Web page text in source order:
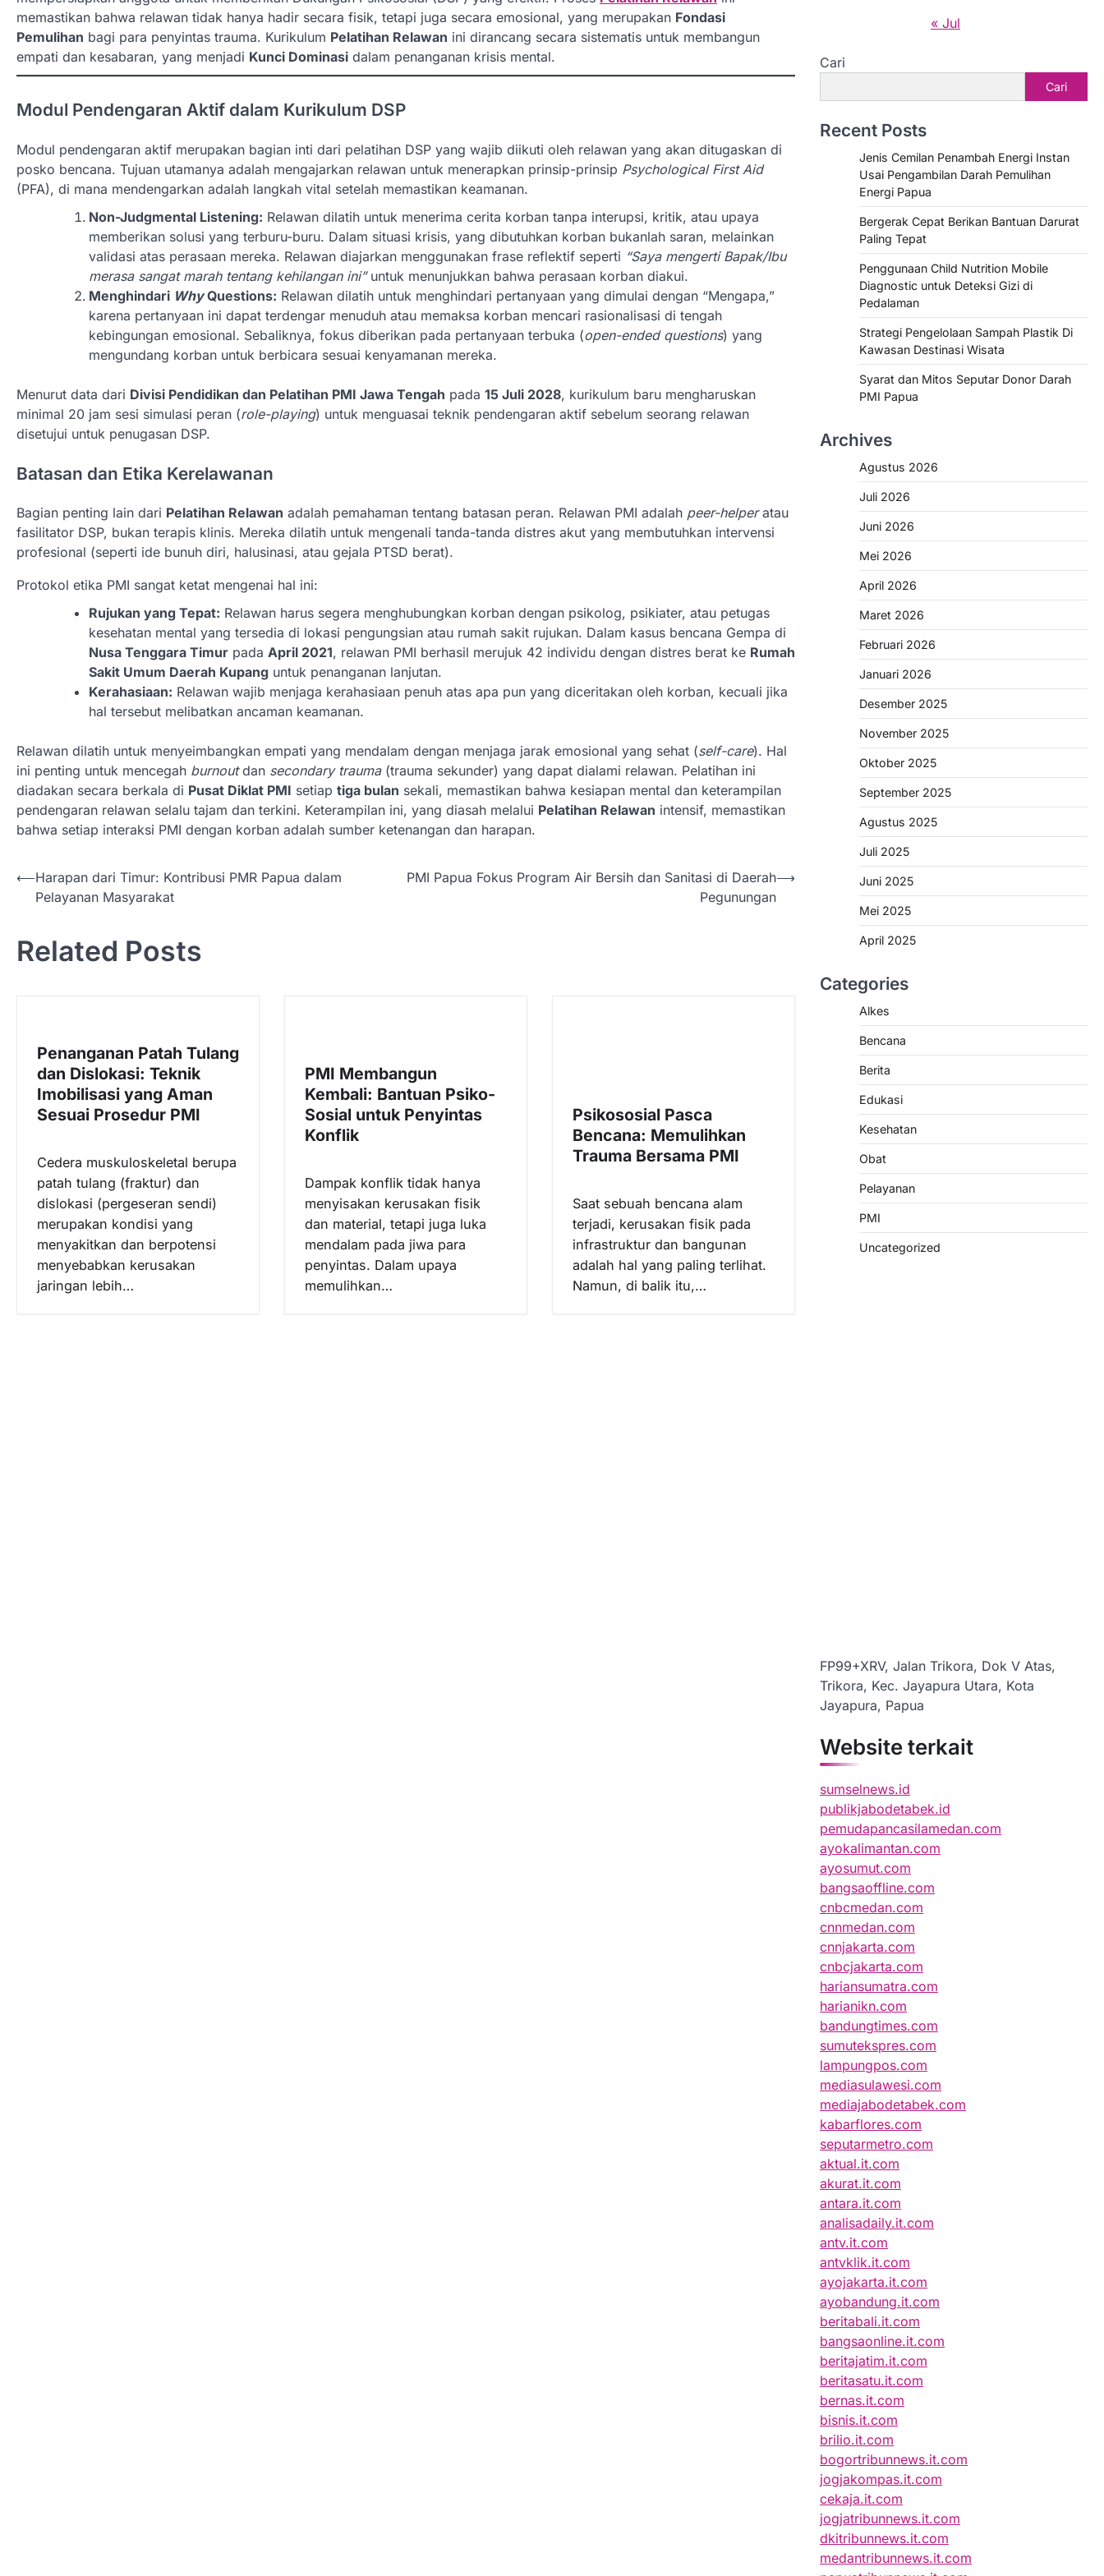
memastikan bahwa relawan tidak hanya hadir secara fisik, tetapi juga secara emosional, yang merupakan Fondasi
Pemulihan bagi para penyintas trauma. Kurikulum Pelatihan Relawan ini dirancang secara sistematis untuk membangun
empati dan kesabaran, yang menjadi Kunci Dominasi dalam penanganan krisis mental.
Modul Pendengaran Aktif dalam Kurikulum DSP
Modul pendengaran aktif merupakan bagian inti dari pelatihan DSP yang wajib diikuti oleh relawan yang akan ditugaskan di
posko bencana. Tujuan utamanya adalah mengajarkan relawan untuk menerapkan prinsip-prinsip Psychological First Aid
(PFA), di mana mendengarkan adalah langkah vital setelah memastikan keamanan.
Non-Judgmental Listening: Relawan dilatih untuk menerima cerita korban tanpa interupsi, kritik, atau upaya
memberikan solusi yang terburu-buru. Dalam situasi krisis, yang dibutuhkan korban bukanlah saran, melainkan
validasi atas perasaan mereka. Relawan diajarkan menggunakan frase reflektif seperti “Saya mengerti Bapak/Ibu
merasa sangat marah tentang kehilangan ini”untuk menunjukkan bahwa perasaan korban diakui.
Menghindari WhyQuestions: Relawan dilatih untuk menghindari pertanyaan yang dimulai dengan “Mengapa,”
karena pertanyaan ini dapat terdengar menuduh atau memaksa korban mencari rasionalisasi di tengah
kebingungan emosional. Sebaliknya, fokus diberikan pada pertanyaan terbuka (open-ended questions) yang
mengundang korban untuk berbicara sesuai kenyamanan mereka.
Menurut data dari Divisi Pendidikan dan Pelatihan PMI Jawa Tengah pada 15 Juli 2028, kurikulum baru mengharuskan
minimal 20 jam sesi simulasi peran (role-playing) untuk menguasai teknik pendengaran aktif sebelum seorang relawan
disetujui untuk penugasan DSP.
Batasan dan Etika Kerelawanan
Bagian penting lain dari Pelatihan Relawan adalah pemahaman tentang batasan peran. Relawan PMI adalah peer-helperatau
fasilitator DSP, bukan terapis klinis. Mereka dilatih untuk mengenali tanda-tanda distres akut yang membutuhkan intervensi
profesional (seperti ide bunuh diri, halusinasi, atau gejala PTSD berat).
Protokol etika PMI sangat ketat mengenai hal ini:
Rujukan yang Tepat: Relawan harus segera menghubungkan korban dengan psikolog, psikiater, atau petugas
kesehatan mental yang tersedia di lokasi pengungsian atau rumah sakit rujukan. Dalam kasus bencana Gempa di
Nusa Tenggara Timur pada April 2021, relawan PMI berhasil merujuk 42 individu dengan distres berat ke Rumah
Sakit Umum Daerah Kupang untuk penanganan lanjutan.
Kerahasiaan: Relawan wajib menjaga kerahasiaan penuh atas apa pun yang diceritakan oleh korban, kecuali jika
hal tersebut melibatkan ancaman keamanan.
Relawan dilatih untuk menyeimbangkan empati yang mendalam dengan menjaga jarak emosional yang sehat (self-care). Hal
ini penting untuk mencegah burnoutdan secondary trauma(trauma sekunder) yang dapat dialami relawan. Pelatihan ini
diadakan secara berkala di Pusat Diklat PMI setiap tiga bulan sekali, memastikan bahwa kesiapan mental dan keterampilan
pendengaran relawan selalu tajam dan terkini. Keterampilan ini, yang diasah melalui Pelatihan Relawan intensif, memastikan
bahwa setiap interaksi PMI dengan korban adalah sumber ketenangan dan harapan.
N
i
⟵Harapan dari Timur: Kontribusi PMR Papua dalam
Pelayanan Masyarakat
PMI Papua Fokus Program Air Bersih dan Sanitasi di Daerah
Pegunungan
⟶
Related Posts
Penanganan Patah Tulang
dan Dislokasi: Teknik
Imobilisasi yang Aman
Sesuai Prosedur PMI
Cedera muskuloskeletal berupa
patah tulang (fraktur) dan
dislokasi (pergeseran sendi)
merupakan kondisi yang
menyakitkan dan berpotensi
menyebabkan kerusakan
jaringan lebih…
PMI Membangun
Kembali: Bantuan Psiko-
Sosial untuk Penyintas
Konflik
Dampak konflik tidak hanya
menyisakan kerusakan fisik
dan material, tetapi juga luka
mendalam pada jiwa para
penyintas. Dalam upaya
memulihkan…
Psikososial Pasca
Bencana: Memulihkan
Trauma Bersama PMI
Saat sebuah bencana alam
terjadi, kerusakan fisik pada
infrastruktur dan bangunan
adalah hal yang paling terlihat.
Namun, di balik itu,…
« Jul
Cari
Cari
Recent Posts
Jenis Cemilan Penambah Energi Instan
Usai Pengambilan Darah Pemulihan
Energi Papua
Bergerak Cepat Berikan Bantuan Darurat
Paling Tepat
Penggunaan Child Nutrition Mobile
Diagnostic untuk Deteksi Gizi di
Pedalaman
Strategi Pengelolaan Sampah Plastik Di
Kawasan Destinasi Wisata
Syarat dan Mitos Seputar Donor Darah
PMI Papua
Archives
Agustus 2026
Juli 2026
Juni 2026
Mei 2026
April 2026
Maret 2026
Februari 2026
Januari 2026
Desember 2025
November 2025
Oktober 2025
September 2025
Agustus 2025
Juli 2025
Juni 2025
Mei 2025
April 2025
Categories
Alkes
Bencana
Berita
Edukasi
Kesehatan
Obat
Pelayanan
PMI
Uncategorized
FP99+XRV, Jalan Trikora, Dok V Atas,
Trikora, Kec. Jayapura Utara, Kota
Jayapura, Papua
Website terkait
sumselnews.id
publikjabodetabek.id
pemudapancasilamedan.com
ayokalimantan.com
ayosumut.com
bangsaoffline.com
cnbcmedan.com
cnnmedan.com
cnnjakarta.com
cnbcjakarta.com
hariansumatra.com
harianikn.com
bandungtimes.com
sumutekspres.com
lampungpos.com
mediasulawesi.com
mediajabodetabek.com
kabarflores.com
seputarmetro.com
aktual.it.com
akurat.it.com
antara.it.com
analisadaily.it.com
antv.it.com
antvklik.it.com
ayojakarta.it.com
ayobandung.it.com
beritabali.it.com
bangsaonline.it.com
beritajatim.it.com
beritasatu.it.com
bernas.it.com
bisnis.it.com
brilio.it.com
bogortribunnews.it.com
jogjakompas.it.com
cekaja.it.com
jogjatribunnews.it.com
dkitribunnews.it.com
medantribunnews.it.com